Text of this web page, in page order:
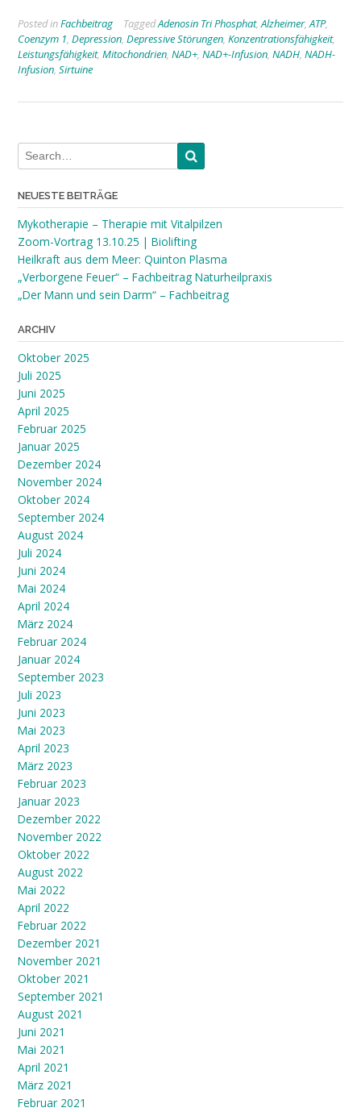
Posted inFachbeitrag TaggedAdenosin Tri Phosphat,Alzheimer,ATP,
Coenzym 1, Depression, Depressive Störungen, Konzentrationsfähigkeit,
Leistungsfähigkeit, Mitochondrien, NAD+, NAD+-Infusion, NADH, NADH-
Infusion, Sirtuine
NEUESTE BEITRÄGE
Mykotherapie – Therapie mit Vitalpilzen
Zoom-Vortrag 13.10.25 | Biolifting
Heilkraft aus dem Meer: Quinton Plasma
„Verborgene Feuer“ – Fachbeitrag Naturheilpraxis
„Der Mann und sein Darm“ – Fachbeitrag
ARCHIV
Oktober 2025
Juli 2025
Juni 2025
April 2025
Februar 2025
Januar 2025
Dezember 2024
November 2024
Oktober 2024
September 2024
August 2024
Juli 2024
Juni 2024
Mai 2024
April 2024
März 2024
Februar 2024
Januar 2024
September 2023
Juli 2023
Juni 2023
Mai 2023
April 2023
März 2023
Februar 2023
Januar 2023
Dezember 2022
November 2022
Oktober 2022
August 2022
Mai 2022
April 2022
Februar 2022
Dezember 2021
November 2021
Oktober 2021
September 2021
August 2021
Juni 2021
Mai 2021
April 2021
März 2021
Februar 2021